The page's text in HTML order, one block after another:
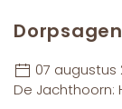
07 augustus
De Jachthoorn: